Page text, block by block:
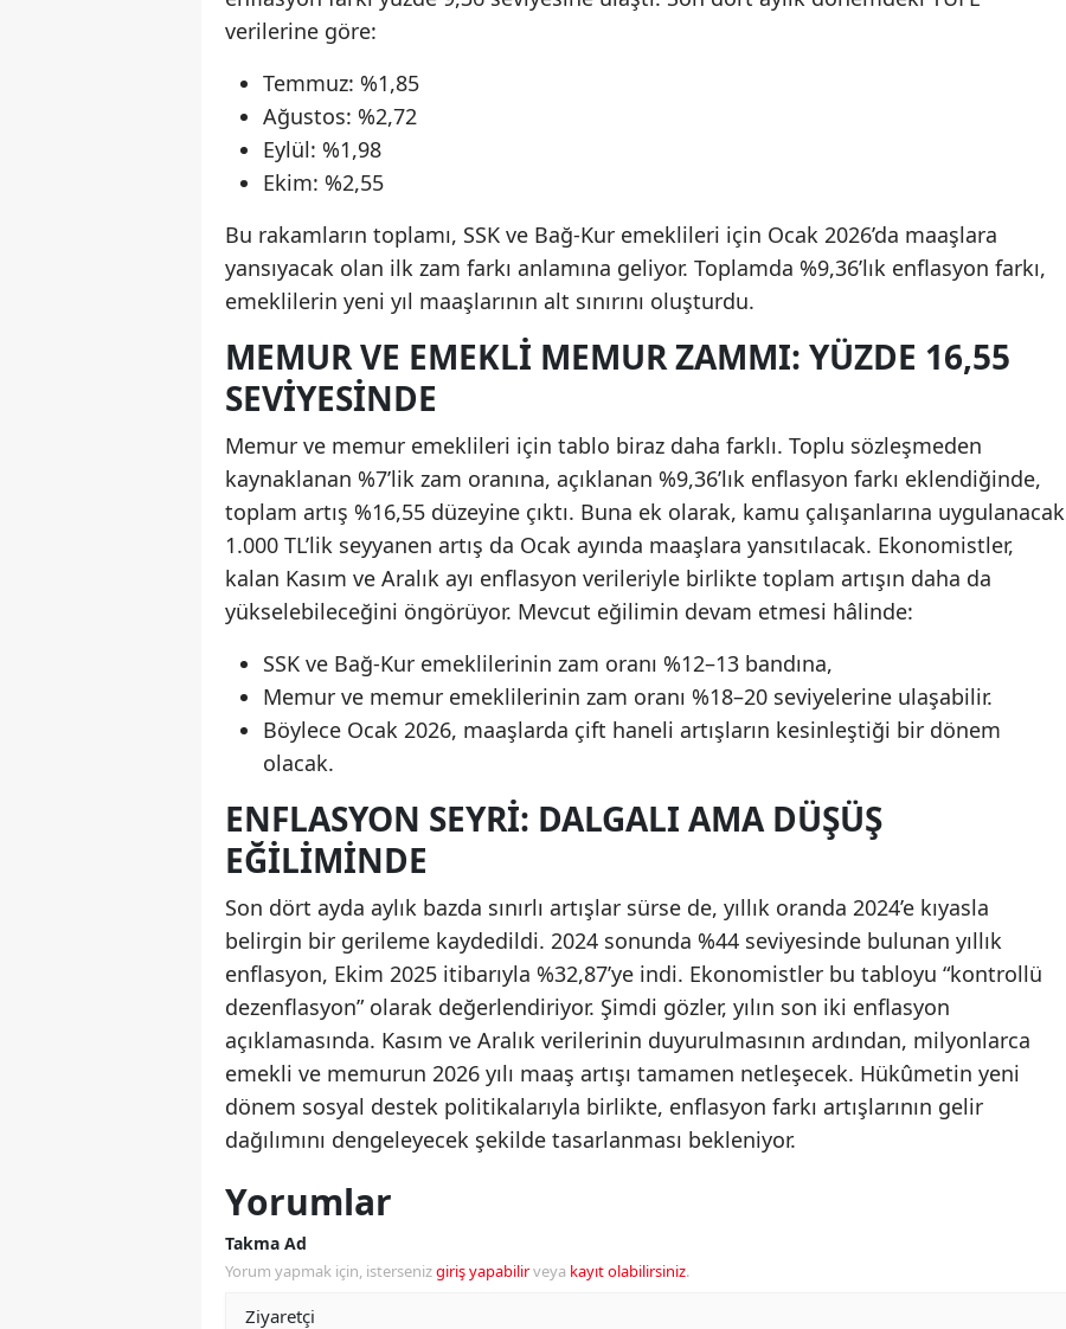
verilerine göre:
Temmuz: %1,85
Ağustos: %2,72
Eylül: %1,98
Ekim: %2,55
Bu rakamların toplamı, SSK ve Bağ-Kur emeklileri için Ocak 2026’da maaşlara
yansıyacak olan ilk zam farkı anlamına geliyor. Toplamda %9,36’lık enflasyon farkı,
emeklilerin yeni yıl maaşlarının alt sınırını oluşturdu.
MEMUR VE EMEKLI MEMUR ZAMMI: YÜZDE 16,55
SEVIYESINDE
Memur ve memur emeklileri için tablo biraz daha farklı. Toplu sözleşmeden
kaynaklanan %7’lik zam oranına, açıklanan %9,36’lık enflasyon farkı eklendiğinde,
toplam artış %16,55 düzeyine çıktı. Buna ek olarak, kamu çalışanlarına uygulanacak
1.000 TL’lik seyyanen artış da Ocak ayında maaşlara yansıtılacak. Ekonomistler,
kalan Kasım ve Aralık ayı enflasyon verileriyle birlikte toplam artışın daha da
yükselebileceğini öngörüyor. Mevcut eğilimin devam etmesi hâlinde:
SSK ve Bağ-Kur emeklilerinin zam oranı %12–13 bandına,
Memur ve memur emeklilerinin zam oranı %18–20 seviyelerine ulaşabilir.
Böylece Ocak 2026, maaşlarda çift haneli artışların kesinleştiği bir dönem
olacak.
ENFLASYON SEYRI: DALGALI AMA DÜŞÜŞ
EĞILIMINDE
Son dört ayda aylık bazda sınırlı artışlar sürse de, yıllık oranda 2024’e kıyasla
belirgin bir gerileme kaydedildi. 2024 sonunda %44 seviyesinde bulunan yıllık
enflasyon, Ekim 2025 itibarıyla %32,87’ye indi. Ekonomistler bu tabloyu “kontrollü
dezenflasyon” olarak değerlendiriyor. Şimdi gözler, yılın son iki enflasyon
açıklamasında. Kasım ve Aralık verilerinin duyurulmasının ardından, milyonlarca
emekli ve memurun 2026 yılı maaş artışı tamamen netleşecek. Hükûmetin yeni
dönem sosyal destek politikalarıyla birlikte, enflasyon farkı artışlarının gelir
dağılımını dengeleyecek şekilde tasarlanması bekleniyor.
Yorumlar
Takma Ad
Yorum yapmak için, istersenizgiriş yapabilirveya kayıt olabilirsiniz.